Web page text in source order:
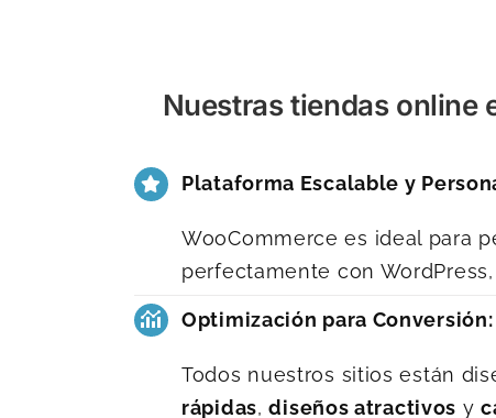
Nuestras tiendas online
Plataforma Escalable y
WooCommerce es ideal para
perfectamente con
Optimización para Conversión:
Todos nuestros sitios están
rápidas,diseños atractivos y